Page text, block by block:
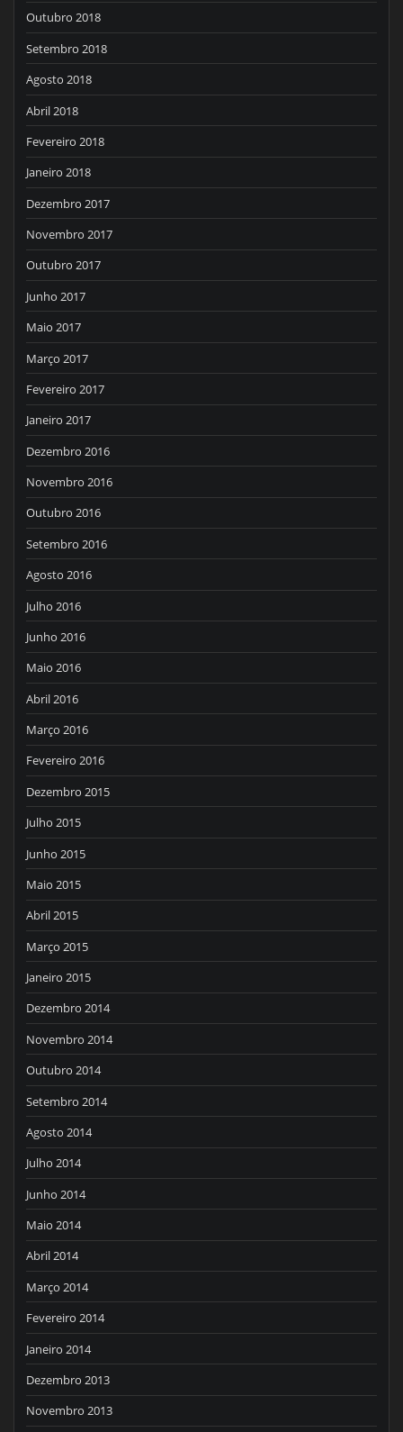
Outubro 2018
Setembro 2018
Agosto 2018
Abril 2018
Fevereiro 2018
Janeiro 2018
Dezembro 2017
Novembro 2017
Outubro 2017
Junho 2017
Maio 2017
Março 2017
Fevereiro 2017
Janeiro 2017
Dezembro 2016
Novembro 2016
Outubro 2016
Setembro 2016
Agosto 2016
Julho 2016
Junho 2016
Maio 2016
Abril 2016
Março 2016
Fevereiro 2016
Dezembro 2015
Julho 2015
Junho 2015
Maio 2015
Abril 2015
Março 2015
Janeiro 2015
Dezembro 2014
Novembro 2014
Outubro 2014
Setembro 2014
Agosto 2014
Julho 2014
Junho 2014
Maio 2014
Abril 2014
Março 2014
Fevereiro 2014
Janeiro 2014
Dezembro 2013
Novembro 2013